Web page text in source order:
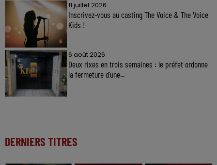
11 juillet 2026
Inscrivez-vous au casting The Voice & The Voice
Kids !
6 août 2026
Deux rixes en trois semaines : le préfet ordonne
la fermeture d'une...
DERNIERS TITRES